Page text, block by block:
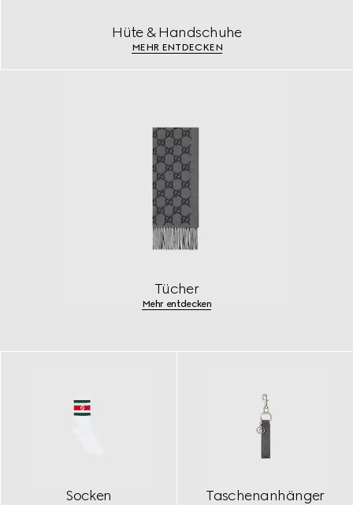
Hüte & Handschuhe
MEHR ENTDECKEN
Tücher
Mehr entdecken
Socken Taschenanhänger